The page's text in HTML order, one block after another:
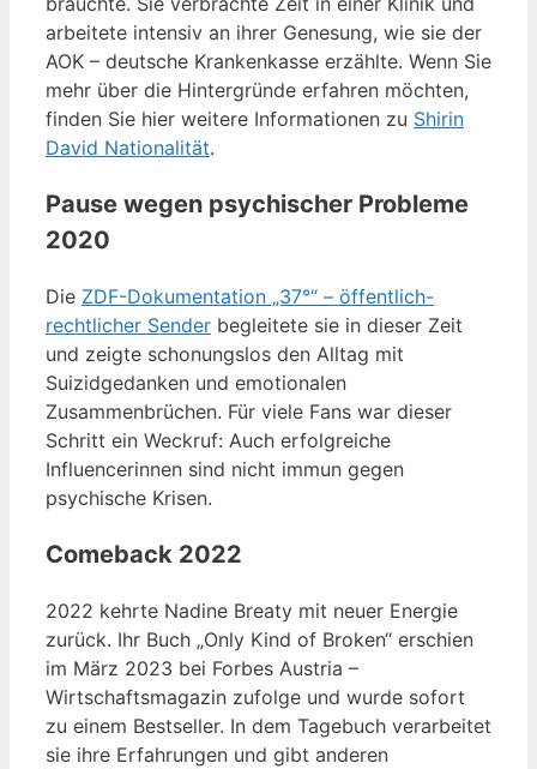
arbeitete intensiv an ihrer Genesung, wie sie der
AOK – deutsche Krankenkasse erzählte. Wenn Sie
mehr über die Hintergründe erfahren möchten,
finden Sie hier weitere Informationen zu Shirin
David Nationalität.
Pause wegen psychischer Probleme
2020
Die ZDF-Dokumentation „37°“ – öffentlich-
rechtlicher Sender begleitete sie in dieser Zeit
und zeigte schonungslos den Alltag mit
Suizidgedanken und emotionalen
Zusammenbrüchen. Für viele Fans war dieser
Schritt ein Weckruf: Auch erfolgreiche
Influencerinnen sind nicht immun gegen
psychische Krisen.
Comeback 2022
2022 kehrte Nadine Breaty mit neuer Energie
zurück. Ihr Buch „Only Kind of Broken“ erschien
im März 2023 bei Forbes Austria –
Wirtschaftsmagazin zufolge und wurde sofort
zu einem Bestseller. In dem Tagebuch verarbeitet
sie ihre Erfahrungen und gibt anderen